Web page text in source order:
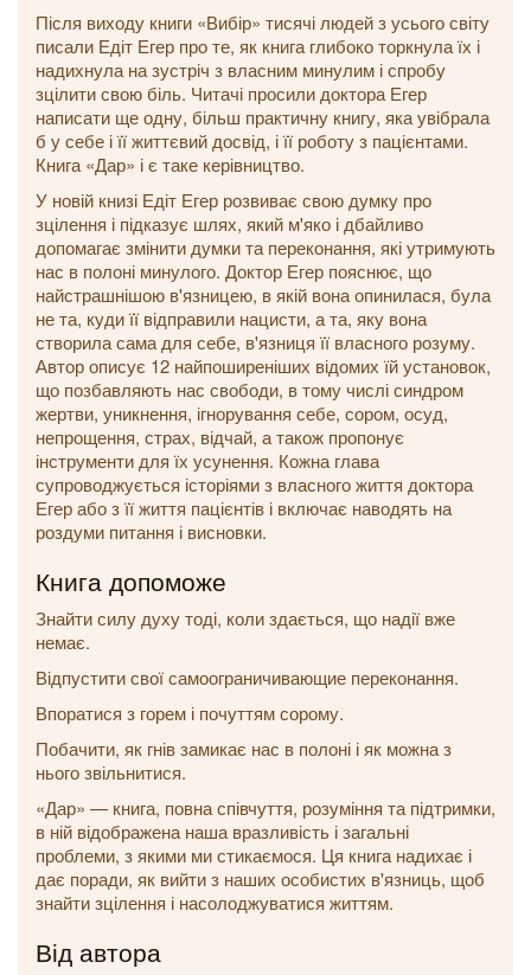
Після виходу книги «Вибір» тисячі людей з усього світу
писали Едіт Егер про те, як книга глибоко торкнула їх і
надихнула на зустріч з власним минулим і спробу
зцілити свою біль. Читачі просили доктора Егер
написати ще одну, більш практичну книгу, яка увібрала
б у себе і її життєвий досвід, і її роботу з пацієнтами.
Книга «Дар» і є таке керівництво.
У новій книзі Едіт Егер розвиває свою думку про
зцілення і підказує шлях, який м'яко і дбайливо
допомагає змінити думки та переконання, які утримують
нас в полоні минулого. Доктор Егер пояснює, що
найстрашнішою в'язницею, в якій вона опинилася, була
не та, куди її відправили нацисти, а та, яку вона
створила сама для себе, в'язниця її власного розуму.
Автор описує 12 найпоширеніших відомих їй установок,
що позбавляють нас свободи, в тому числі синдром
жертви, уникнення, ігнорування себе, сором, осуд,
непрощення, страх, відчай, а також пропонує
інструменти для їх усунення. Кожна глава
супроводжується історіями з власного життя доктора
Егер або з її життя пацієнтів і включає наводять на
роздуми питання і висновки.
Книга допоможе
Знайти силу духу тоді, коли здається, що надії вже
немає.
Відпустити свої самоограничивающие переконання.
Впоратися з горем і почуттям сорому.
Побачити, як гнів замикає нас в полоні і як можна з
нього звільнитися.
«Дар» — книга, повна співчуття, розуміння та підтримки,
в ній відображена наша вразливість і загальні
проблеми, з якими ми стикаємося. Ця книга надихає і
дає поради, як вийти з наших особистих в'язниць, щоб
знайти зцілення і насолоджуватися життям.
Від автора